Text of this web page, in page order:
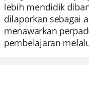
lebih mendidik
dilaporkan sebagai
menawarkan
pembelajaran